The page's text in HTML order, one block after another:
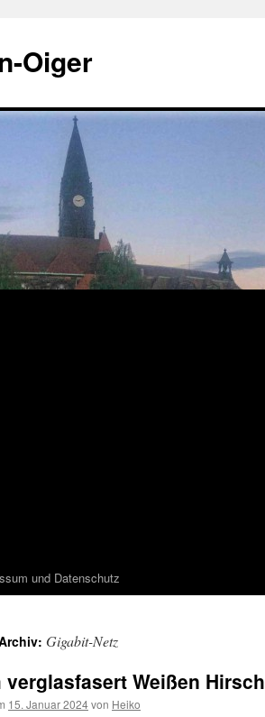
Oiger
und Datenschutz
Gigabit-Netz
verglasfasert Weißen Hirsch
15. Januar 2024von Heiko